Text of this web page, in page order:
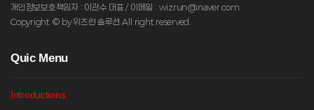
개인정보보호책임자 : 이관수 대표 / 이메일 : wizrun@naver.com
Copyright © by 위즈런 솔루션 All right reserved.
Quic Menu
Introductions